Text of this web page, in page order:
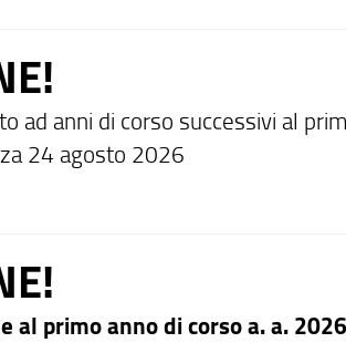
ad anni di corso successivi al
24 agosto 2026
al primo anno di corso a. a.